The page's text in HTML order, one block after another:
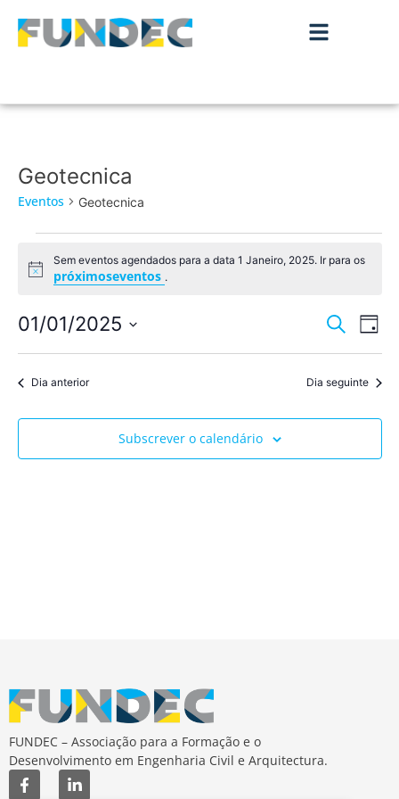
Geotecnica
Eventos Geotecnica
Aviso
Sem eventos agendados para a data 1 Janeiro, 2025. Ir para os
próximoseventos .
de
e
Pesquisar
de
de
Dia
01/01/2025
a
data.Dia anterior Dia seguinte
Subscrever o calendário
FUNDEC – Associação para a Formação e o
Desenvolvimento em Engenharia Civil e Arquitectura.